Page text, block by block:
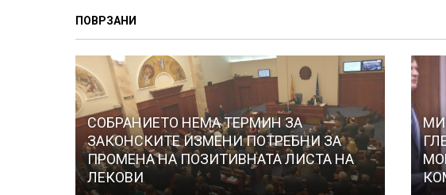
ПОВРЗАНИ
СОБРАНИЕТО НЕМА ТЕРМИН ЗА
ЗАКОНСКИТЕ ИЗМЕНИ ПОТРЕБНИ ЗА
ПРОМЕНА НА ПОЗИТИВНАТА ЛИСТА НА
ЛЕКОВИ